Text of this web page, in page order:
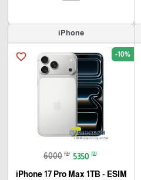
iPhone
favorite_border -10%
6000 ₪ 5350 ₪
iPhone 17 Pro Max 1TB - ESIM